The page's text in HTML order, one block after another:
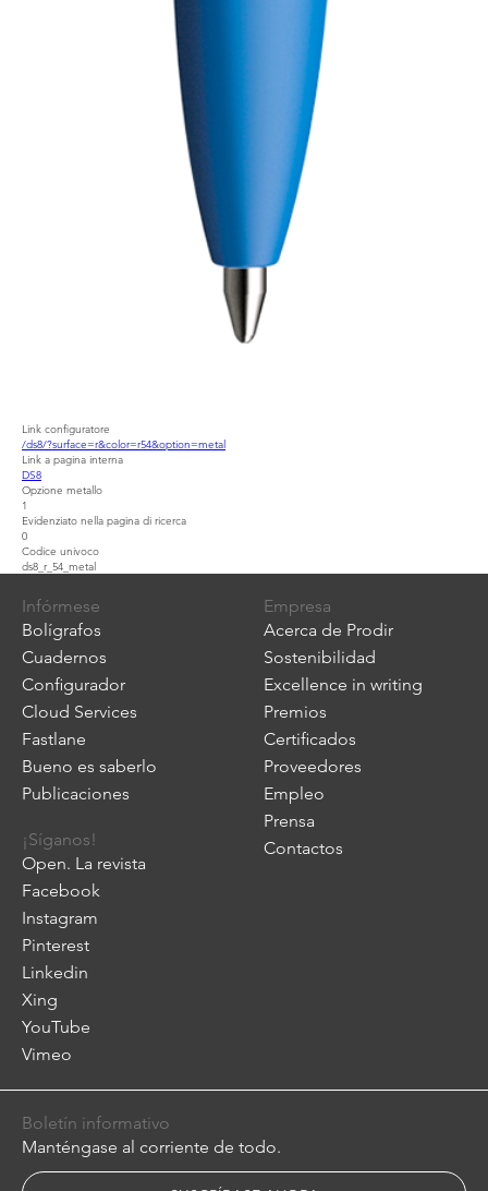
Link configuratore
/ds8/?surface=r&color=r54&option=metal
Link a pagina interna
DS8
Opzione metallo
1
Evidenziato nella pagina di ricerca
0
Codice univoco
ds8_r_54_metal
Infórmese
Bolígrafos
Cuadernos
Configurador
Cloud Services
Fastlane
Bueno es saberlo
Publicaciones
Empresa
Acerca de Prodir
Sostenibilidad
Excellence in writing
Premios
Certificados
Proveedores
Empleo
Prensa
Contactos
¡Síganos!
Open. La revista
Facebook
Instagram
Pinterest
Linkedin
Xing
YouTube
Vimeo
Boletín informativo
Manténgase al corriente de todo.